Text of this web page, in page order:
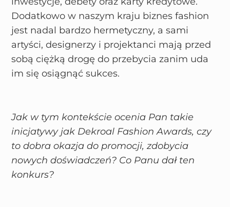
Dodatkowo w naszym kraju biznes fashion
jest nadal bardzo hermetyczny, a sami
artyści, designerzy i projektanci mają przed
sobą ciężką drogę do przebycia zanim uda
im się osiągnąć sukces.
Jak w tym kontekście ocenia Pan takie
inicjatywy jak Dekroal Fashion Awards, czy
to dobra okazja do promocji, zdobycia
nowych doświadczeń? Co Panu dał ten
konkurs?